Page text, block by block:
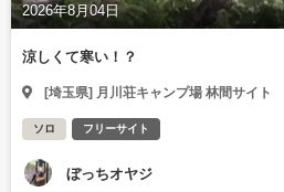
2026年8月04日
涼しくて寒い！？
[埼玉県] 月川荘キャンプ場 林間サイト
ソロ フリーサイト
ぼっちオヤジ